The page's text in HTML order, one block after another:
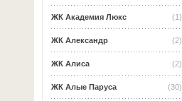
(1)
ЖК Академия Люкс
(2)
ЖК Александр
(2)
ЖК Алиса
(30)
ЖК Алые Паруса